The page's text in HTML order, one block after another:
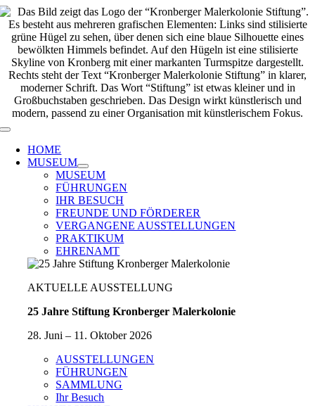
Zum
Inhalt
springen
Toggle
Navigation
HOME
MUSEUM
MUSEUM
FÜHRUNGEN
IHR BESUCH
FREUNDE UND FÖRDERER
VERGANGENE AUSSTELLUNGEN
PRAKTIKUM
EHRENAMT
AKTUELLE AUSSTELLUNG
25 Jahre Stiftung Kronberger Malerkolonie
28. Juni – 11. Oktober 2026
AUSSTELLUNGEN
FÜHRUNGEN
SAMMLUNG
Ihr Besuch